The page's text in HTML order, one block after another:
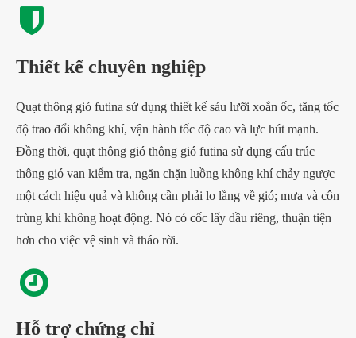
Thiết kế chuyên nghiệp
Quạt thông gió futina sử dụng thiết kế sáu lưỡi xoắn ốc, tăng tốc
độ trao đổi không khí, vận hành tốc độ cao và lực hút mạnh.
Đồng thời, quạt thông gió thông gió futina sử dụng cấu trúc
thông gió van kiểm tra, ngăn chặn luồng không khí chảy ngược
một cách hiệu quả và không cần phải lo lắng về gió; mưa và côn
trùng khi không hoạt động. Nó có cốc lấy dầu riêng, thuận tiện
hơn cho việc vệ sinh và tháo rời.
Hỗ trợ chứng chỉ